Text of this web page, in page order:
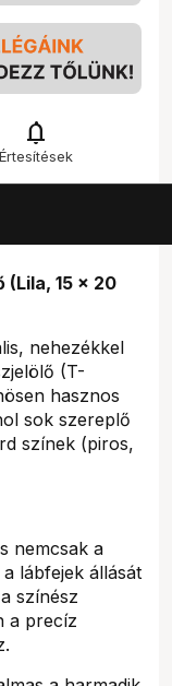
notifications
Értesítések
(Lila, 15 x 20
nehezékkel
(T-
hasznos
sok szereplő
színek (piros,
nemcsak a
lábfejek állását
színész
a precíz